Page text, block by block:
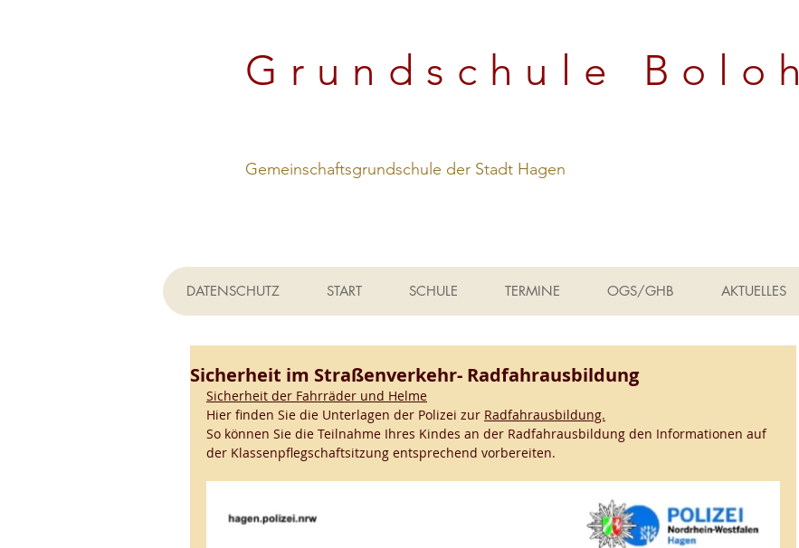
Grundschule Boloh
Gemeinschaftsgrundschule der Stadt Hagen
DATENSCHUTZ START SCHULE TERMINE OGS/GHB AKTUELLES
Sicherheit im Straßenverkehr- Radfahrausbildung
Sicherheit der Fahrräder und Helme
Hier finden Sie die Unterlagen der Polizei zur Radfahrausbildung.
So können Sie die Teilnahme Ihres Kindes an der Radfahrausbildung den Informationen auf
der Klassenpflegschaftsitzung entsprechend vorbereiten.